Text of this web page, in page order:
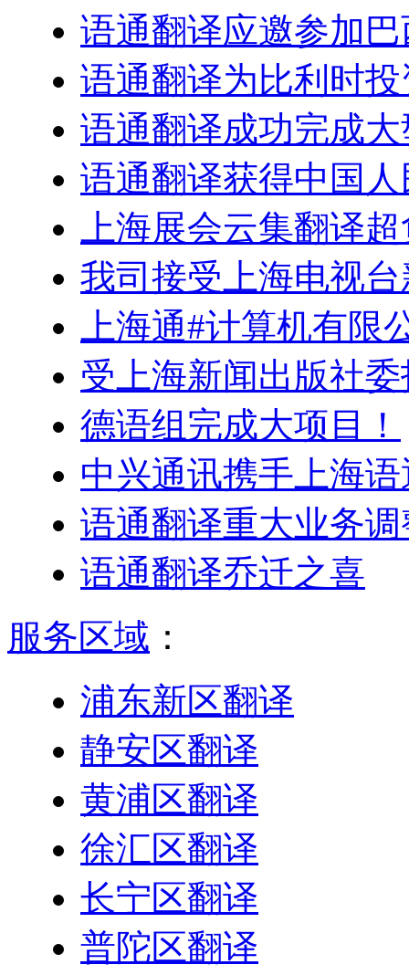
语通翻译应邀参加
语通翻译为比利时
语通翻译成功完成
语通翻译获得中国
上海展会云集翻译
我司接受上海电视
上海通#计算机有限
受上海新闻出版社
德语组完成大项目！
中兴通讯携手上海
语通翻译重大业务调
语通翻译乔迁之喜
服务区域 ：
浦东新区翻译
静安区翻译
黄浦区翻译
徐汇区翻译
长宁区翻译
普陀区翻译